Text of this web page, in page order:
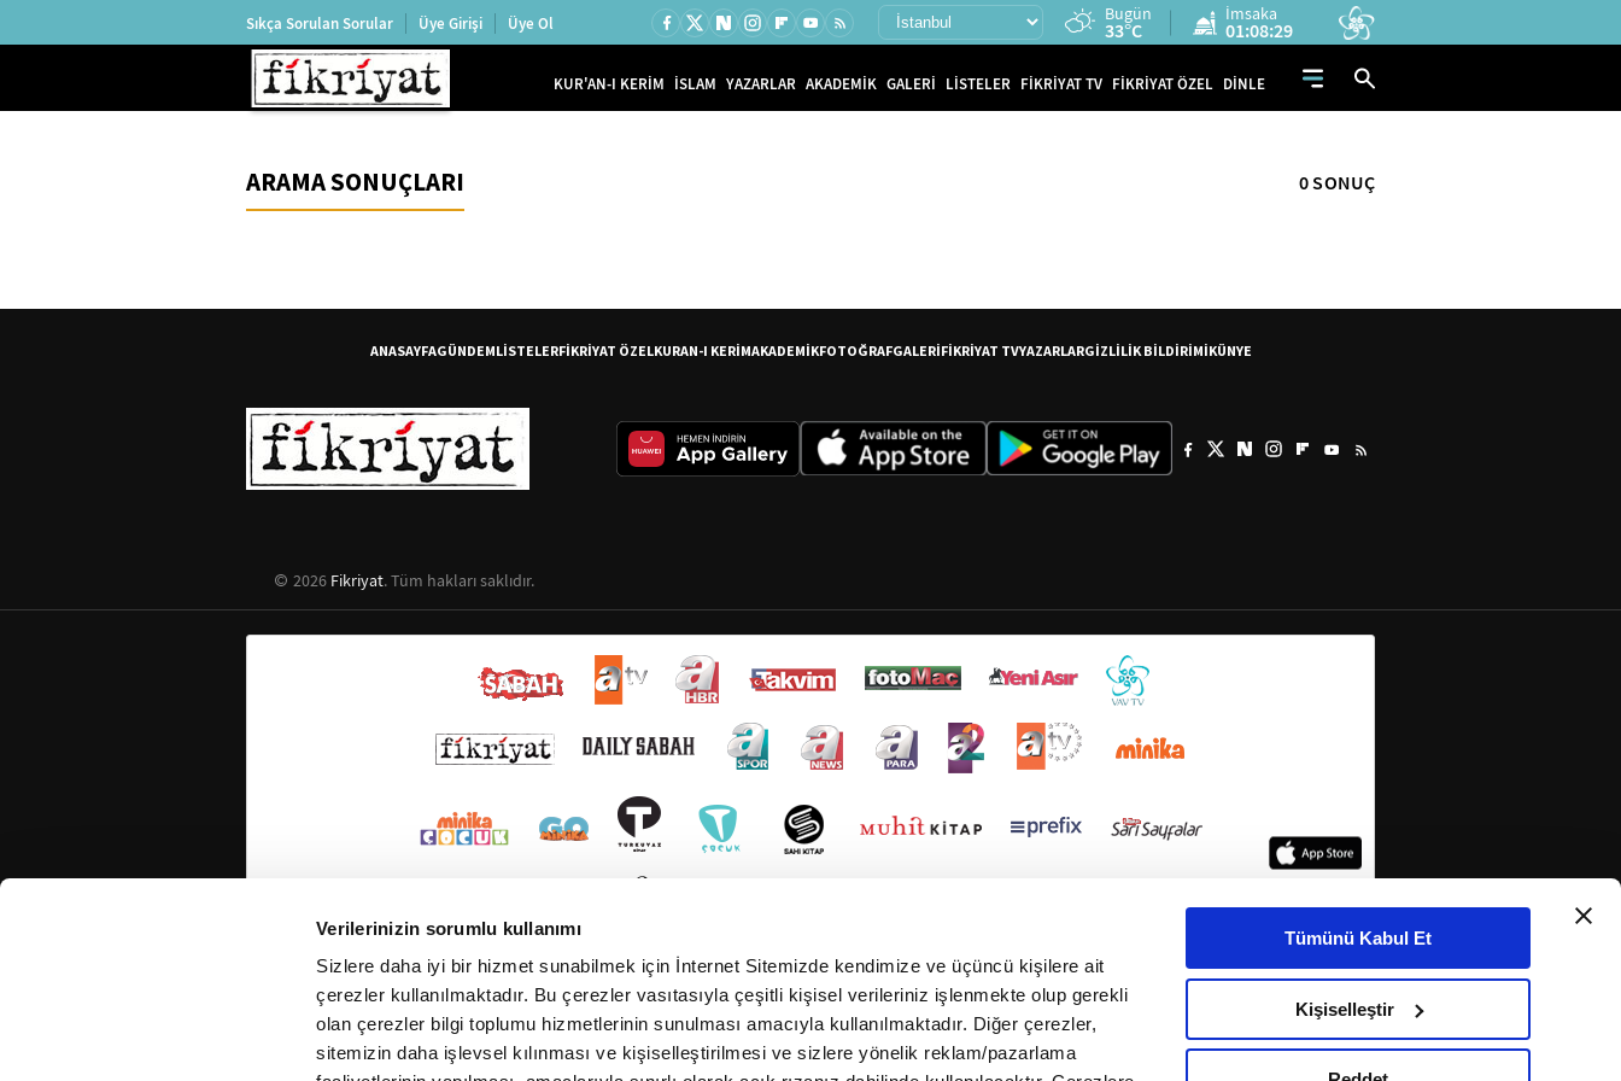
Verilerinizin sorumlu kullanımı
Sizlere daha iyi bir hizmet sunabilmek için İnternet Sitemizde kendimize ve üçüncü kişilere ait
çerezler kullanılmaktadır. Bu çerezler vasıtasıyla çeşitli kişisel verileriniz işlenmekte olup gerekli
olan çerezler bilgi toplumu hizmetlerinin sunulması amacıyla kullanılmaktadır. Diğer çerezler,
sitemizin daha işlevsel kılınması ve kişiselleştirilmesi ve sizlere yönelik reklam/pazarlama
Tümünü Kabul Et
Kişiselleştir
Sıkça Sorulan Sorular Üye Girişi Üye Ol Bugün
33°C
İmsaka
01:08:29
KUR'AN-I KERİM İSLAM YAZARLAR AKADEMİK GALERİ LİSTELER FİKRİYAT TV FİKRİYAT ÖZEL DİNLE
ARAMA SONUÇLARI 0 SONUÇ
ANASAYFAGÜNDEMLİSTELERFİKRİYAT ÖZELKURAN-I KERİMAKADEMİKFOTOĞRAFGALERİFİKRİYAT TVYAZARLARGİZLİLİK BİLDİRİMİKÜNYE
2026 Fikriyat. Tüm hakları saklıdır.